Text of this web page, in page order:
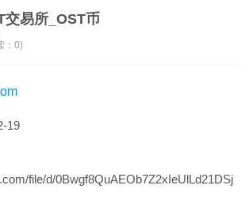
交易所_OST币
：0)
19
file/d/0Bwgf8QuAEOb7Z2xIeUlLd21DSj